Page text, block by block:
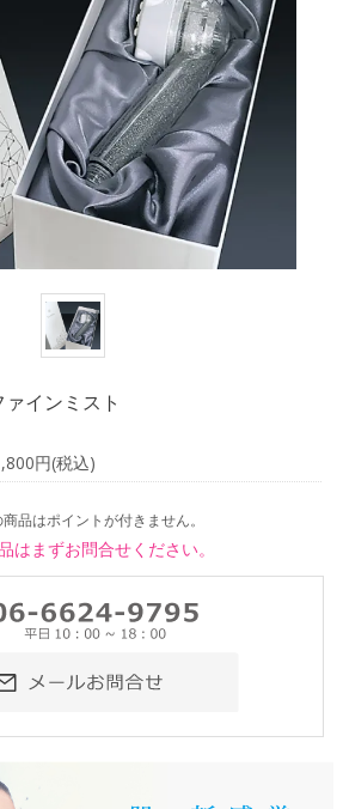
インミスト
円(税込)
品はポイントが付きません。
はまずお問合せください。